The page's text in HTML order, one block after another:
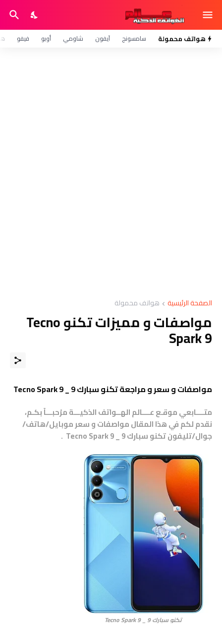
هواتف محمولة سامسونج آيفون شاومي أوبو فيفو
الصفحة الرئيسية هواتف محمولة
مواصفات و مميزات تكنو Tecno
Spark 9
مواصفات و سعر و مراجعة تكنو سبارك 9 _ Tecno Spark 9
متــــابعي موقـع عــــالم الهــواتف الذكيـــة مرْحبـــاً بكـم،
نقدم لكم في هذا المقال مواصفات و سعر موبايل/هاتف/
جوال/تليفونتكنو سبارك 9 _ Tecno Spark 9 .
تكنو سبارك 9 _ Tecno Spark 9